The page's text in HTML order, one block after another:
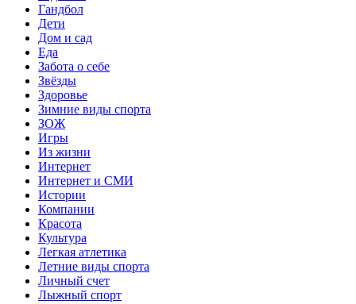
Гандбол
Дети
Дом и сад
Еда
Забота о себе
Звёзды
Здоровье
Зимние виды спорта
ЗОЖ
Игры
Из жизни
Интернет
Интернет и СМИ
Истории
Компании
Красота
Культура
Легкая атлетика
Летние виды спорта
Личный счет
Лыжный спорт